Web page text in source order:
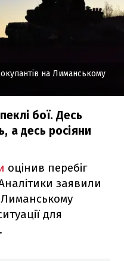
на Лиманському
бої. Десь
а десь росіяни
оцінив перебіг
заявили
Лиманському
для